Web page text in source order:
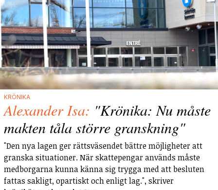
KRÖNIKA
Alexander Isa: "Krönika: Nu måste
makten tåla större granskning"
"Den nya lagen ger rättsväsendet bättre möjligheter att
granska situationer. När skattepengar används måste
medborgarna kunna känna sig trygga med att besluten
fattas sakligt, opartiskt och enligt lag.", skriver